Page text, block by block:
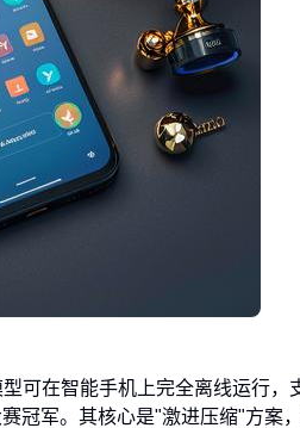
可在智能手机上完全离线运行，
冠军。其核心是"激进压缩"方案